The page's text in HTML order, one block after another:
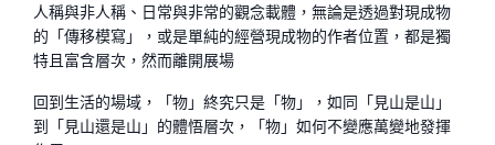
人稱與非人稱、日常與非常的觀念載體，無論是透過對現成物
的「傳移模寫」，或是單純的經營現成物的作者位置，都是獨
特且富含層次，然而離開展場
回到生活的場域，「物」終究只是「物」，如同「見山是山」
到「見山還是山」的體悟層次，「物」如何不變應萬變地發揮